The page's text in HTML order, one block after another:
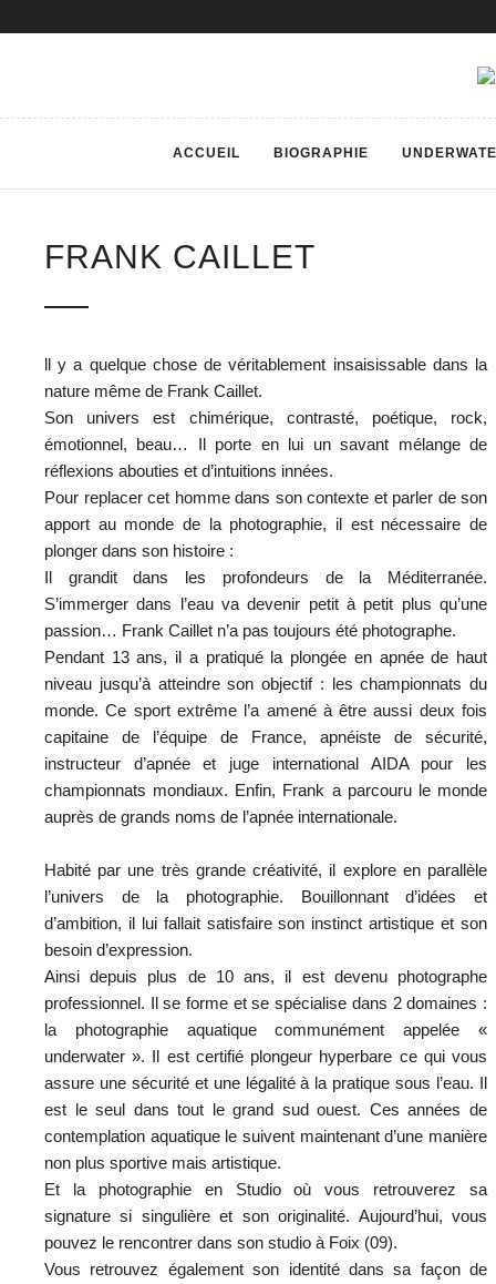
ACCUEIL BIOGRAPHIE
FRANK CAILLET
ll y a quelque chose de véritablement insaisissable dans la
nature même de Frank Caillet.
Son univers est chimérique, contrasté, poétique, rock,
émotionnel, beau… Il porte en lui un savant mélange de
réflexions abouties et d’intuitions innées.
Pour replacer cet homme dans son contexte et parler de son
apport au monde de la photographie, il est nécessaire de
plonger dans son histoire :
Il grandit dans les profondeurs de la Méditerranée.
S’immerger dans l’eau va devenir petit à petit plus qu’une
passion… Frank Caillet n’a pas toujours été photographe.
Pendant 13 ans, il a pratiqué la plongée en apnée de haut
niveau jusqu’à atteindre son objectif : les championnats du
monde. Ce sport extrême l’a amené à être aussi deux fois
capitaine de l’équipe de France, apnéiste de sécurité,
instructeur d’apnée et juge international AIDA pour les
championnats mondiaux. Enfin, Frank a parcouru le monde
auprès de grands noms de l’apnée internationale.
Habité par une très grande créativité, il explore en parallèle
l’univers de la photographie. Bouillonnant d’idées et
d’ambition, il lui fallait satisfaire son instinct artistique et son
besoin d’expression.
Ainsi depuis plus de 10 ans, il est devenu photographe
professionnel. Il se forme et se spécialise dans 2 domaines :
la photographie aquatique communément appelée «
underwater ». Il est certifié plongeur hyperbare ce qui vous
assure une sécurité et une légalité à la pratique sous l’eau. Il
est le seul dans tout le grand sud ouest. Ces années de
contemplation aquatique le suivent maintenant d’une manière
non plus sportive mais artistique.
Et la photographie en Studio où vous retrouverez sa
signature si singulière et son originalité. Aujourd’hui, vous
pouvez le rencontrer dans son studio à Foix (09).
Vous retrouvez également son identité dans sa façon de